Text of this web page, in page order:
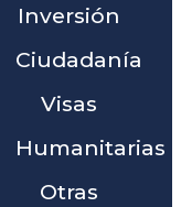
Inversión
Ciudadanía
Visas
Humanitarias
Otras